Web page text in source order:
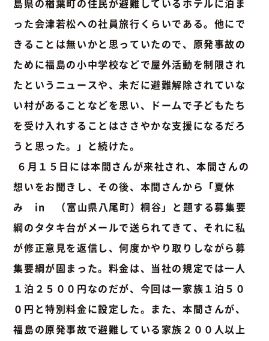
島県の楢葉町の住民が避難しているホテルに泊ま
った会津若松への社員旅行くらいである。他にで
きることは無いかと思っていたので、原発事故の
ために福島の小中学校などで屋外活動を制限され
たというニュースや、未だに避難解除されていな
い村があることなどを思い、ドームで子どもたち
を受け入れすることはささやかな支援になるだろ
うと思った。」と続けた。
６月１５日には本間さんが来社され、本間さんの
想いをお聞きし、その後、本間さんから「夏休
み in （富山県八尾町）桐谷」と題する募集要
綱のタタキ台がメールで送られてきて、それに私
が修正意見を返信し、何度かやり取りしながら募
集要綱が固まった。料金は、当社の規定では一人
１泊２５００円なのだが、今回は一家族１泊５０
０円と特別料金に設定した。また、本間さんが、
福島の原発事故で避難している家族２００人以上